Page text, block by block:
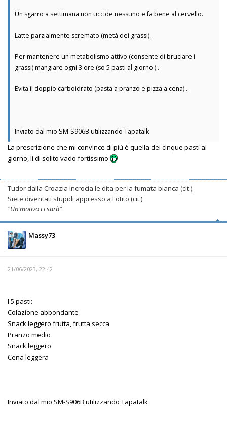
Un sgarro a settimana non uccide nessuno e fa bene al cervello.
Latte parzialmente scremato (metà dei grassi).
Per mantenere un metabolismo attivo (consente di bruciare i
grassi) mangiare ogni 3 ore (so 5 pasti al giorno ) .
Evita il doppio carboidrato (pasta a pranzo e pizza a cena) .
Inviato dal mio SM-S906B utilizzando Tapatalk
La prescrizione che mi convince di più è quella dei cinque pasti al
giorno, lì di solito vado fortissimo
Tudor dalla Croazia incrocia le dita per la fumata bianca (cit.)
Siete diventati stupidi appresso a Lotito (cit.)
"Un motivo ci sarà"
Massy73
21/06/2023, 22:42
I 5 pasti:
Colazione abbondante
Snack leggero frutta, frutta secca
Pranzo medio
Snack leggero
Cena leggera
Inviato dal mio SM-S906B utilizzando Tapatalk